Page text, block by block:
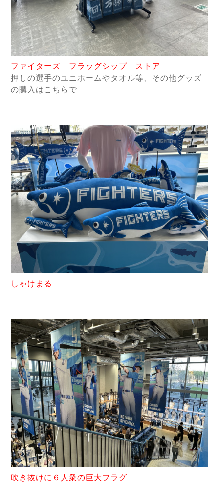
ファイターズ フラッグシップ ストア
押しの選手のユニホームやタオル等、その他グッズ
の購入はこちらで
しゃけまる
吹き抜けに６人衆の巨大フラグ